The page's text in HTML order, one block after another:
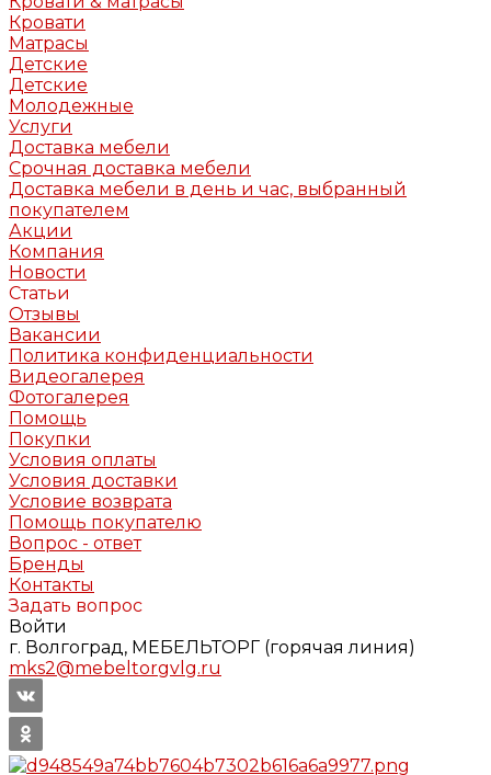
Кровати
Матрасы
Детские
Детские
Молодежные
Услуги
Доставка мебели
Срочная доставка мебели
Доставка мебели в день и час, выбранный
покупателем
Акции
Компания
Новости
Статьи
Отзывы
Вакансии
Политика конфиденциальности
Видеогалерея
Фотогалерея
Помощь
Покупки
Условия оплаты
Условия доставки
Условие возврата
Помощь покупателю
Вопрос - ответ
Бренды
Контакты
Задать вопрос
Войти
г. Волгоград, МЕБЕЛЬТОРГ (горячая линия)
mks2@mebeltorgvlg.ru